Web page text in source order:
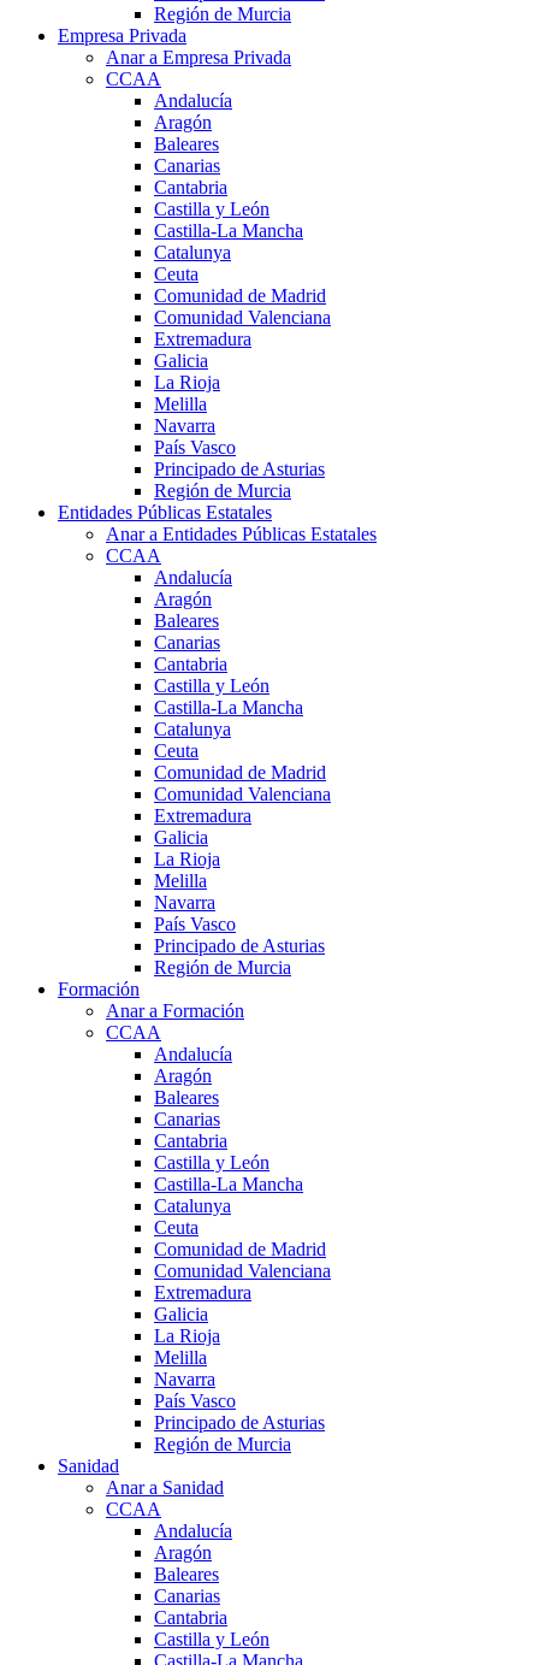
Región de Murcia
Empresa Privada
Anar a Empresa Privada
CCAA
Andalucía
Aragón
Baleares
Canarias
Cantabria
Castilla y León
Castilla-La Mancha
Catalunya
Ceuta
Comunidad de Madrid
Comunidad Valenciana
Extremadura
Galicia
La Rioja
Melilla
Navarra
País Vasco
Principado de Asturias
Región de Murcia
Entidades Públicas Estatales
Anar a Entidades Públicas Estatales
CCAA
Andalucía
Aragón
Baleares
Canarias
Cantabria
Castilla y León
Castilla-La Mancha
Catalunya
Ceuta
Comunidad de Madrid
Comunidad Valenciana
Extremadura
Galicia
La Rioja
Melilla
Navarra
País Vasco
Principado de Asturias
Región de Murcia
Formación
Anar a Formación
CCAA
Andalucía
Aragón
Baleares
Canarias
Cantabria
Castilla y León
Castilla-La Mancha
Catalunya
Ceuta
Comunidad de Madrid
Comunidad Valenciana
Extremadura
Galicia
La Rioja
Melilla
Navarra
País Vasco
Principado de Asturias
Región de Murcia
Sanidad
Anar a Sanidad
CCAA
Andalucía
Aragón
Baleares
Canarias
Cantabria
Castilla y León
Castilla-La Mancha